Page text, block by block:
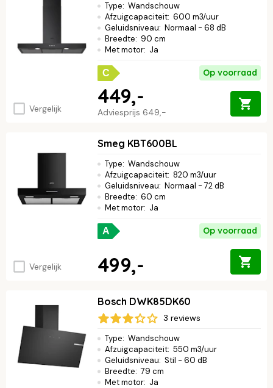
Vergelijk
Type: Wandschouw
Afzuigcapaciteit: 600 m3/uur
Geluidsniveau: Normaal - 68 dB
Breedte: 90 cm
Met motor: Ja
C Op voorraad
Adviesprijs 649,-
449,-
Vergelijk
Smeg KBT600BL
Type: Wandschouw
Afzuigcapaciteit: 820 m3/uur
Geluidsniveau: Normaal - 72 dB
Breedte: 60 cm
Met motor: Ja
A Op voorraad
499,-
Bosch DWK85DK60
3 reviews
Type: Wandschouw
Afzuigcapaciteit: 550 m3/uur
Geluidsniveau: Stil - 60 dB
Breedte: 79 cm
Met motor: Ja